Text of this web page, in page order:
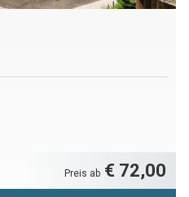
Preis ab € 72,00